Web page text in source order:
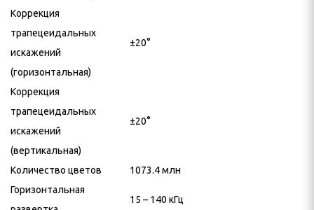
Коррекция
трапецеидальных
искажений
(горизонтальная)
±20°
Коррекция
трапецеидальных
искажений
(вертикальная)
±20°
Количество цветов
1073.4 млн
Горизонтальная
15 – 140 кГц